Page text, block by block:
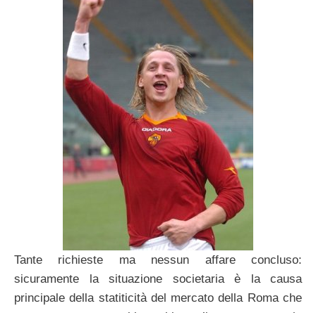
Tante richieste ma nessun affare concluso:
sicuramente la situazione societaria è la causa
principale della statiticità del mercato della Roma che